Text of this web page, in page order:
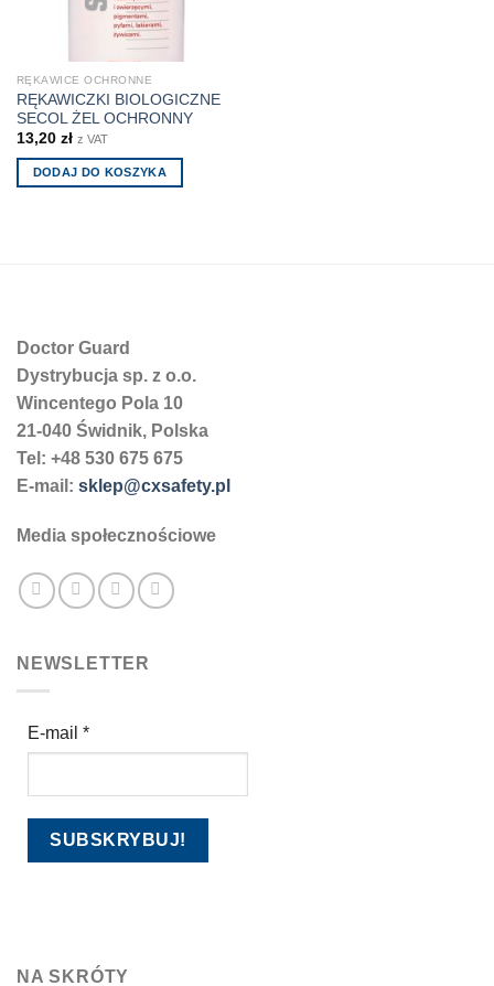
RĘKAWICE OCHRONNE
RĘKAWICZKI BIOLOGICZNE
SECOL ŻEL OCHRONNY
13,20 zł z VAT
DODAJ DO KOSZYKA
Doctor Guard
Dystrybucja sp. z o.o.
Wincentego Pola 10
21-040 Świdnik, Polska
Tel: +48 530 675 675
E-mail: sklep@cxsafety.pl
Media społecznościowe
NEWSLETTER
E-mail *
NA SKRÓTY